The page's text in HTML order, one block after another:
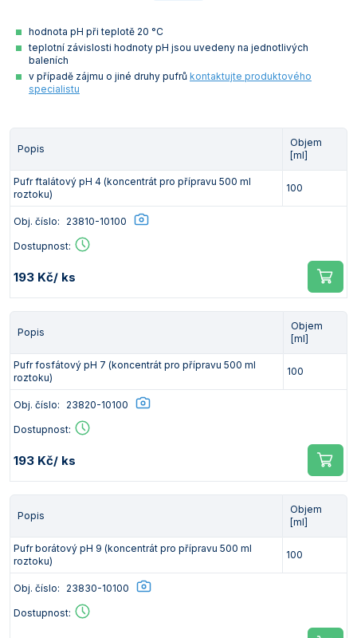
hodnota pH při teplotě 20 °C
teplotní závislosti hodnoty pH jsou uvedeny na jednotlivých
baleních
v případě zájmu o jiné druhy pufrů kontaktujte produktového
specialistu
Popis
Objem
[ml]
Pufr ftalátový pH 4 (koncentrát pro přípravu 500 ml
roztoku)
100
Obj. číslo: 23810-10100
Dostupnost:
193 Kč/ ks
Popis
Objem
[ml]
Pufr fosfátový pH 7 (koncentrát pro přípravu 500 ml
roztoku)
100
Obj. číslo: 23820-10100
Dostupnost:
193 Kč/ ks
Popis
Objem
[ml]
Pufr borátový pH 9 (koncentrát pro přípravu 500 ml
roztoku)
100
Obj. číslo: 23830-10100
Dostupnost: